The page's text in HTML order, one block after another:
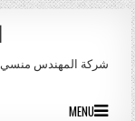
Skip to content
MENU